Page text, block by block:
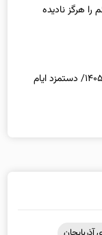
هرگز نادیده
اعلام شرایط مرخصی زایمان در سال ۱۴۰۵/ دستمزد ایام